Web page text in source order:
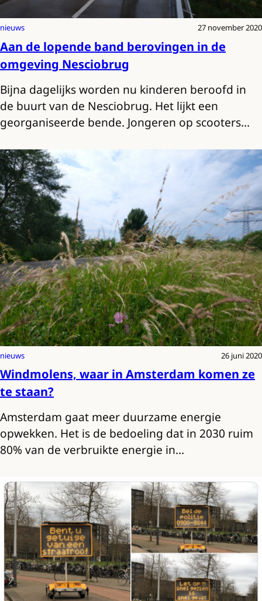
nieuws 27 november 2020
Aan de lopende band berovingen in de
omgeving Nesciobrug
Bijna dagelijks worden nu kinderen beroofd in
de buurt van de Nesciobrug. Het lijkt een
georganiseerde bende. Jongeren op scooters…
nieuws 26 juni 2020
Windmolens, waar in Amsterdam komen ze
te staan?
Amsterdam gaat meer duurzame energie
opwekken. Het is de bedoeling dat in 2030 ruim
80% van de verbruikte energie in…